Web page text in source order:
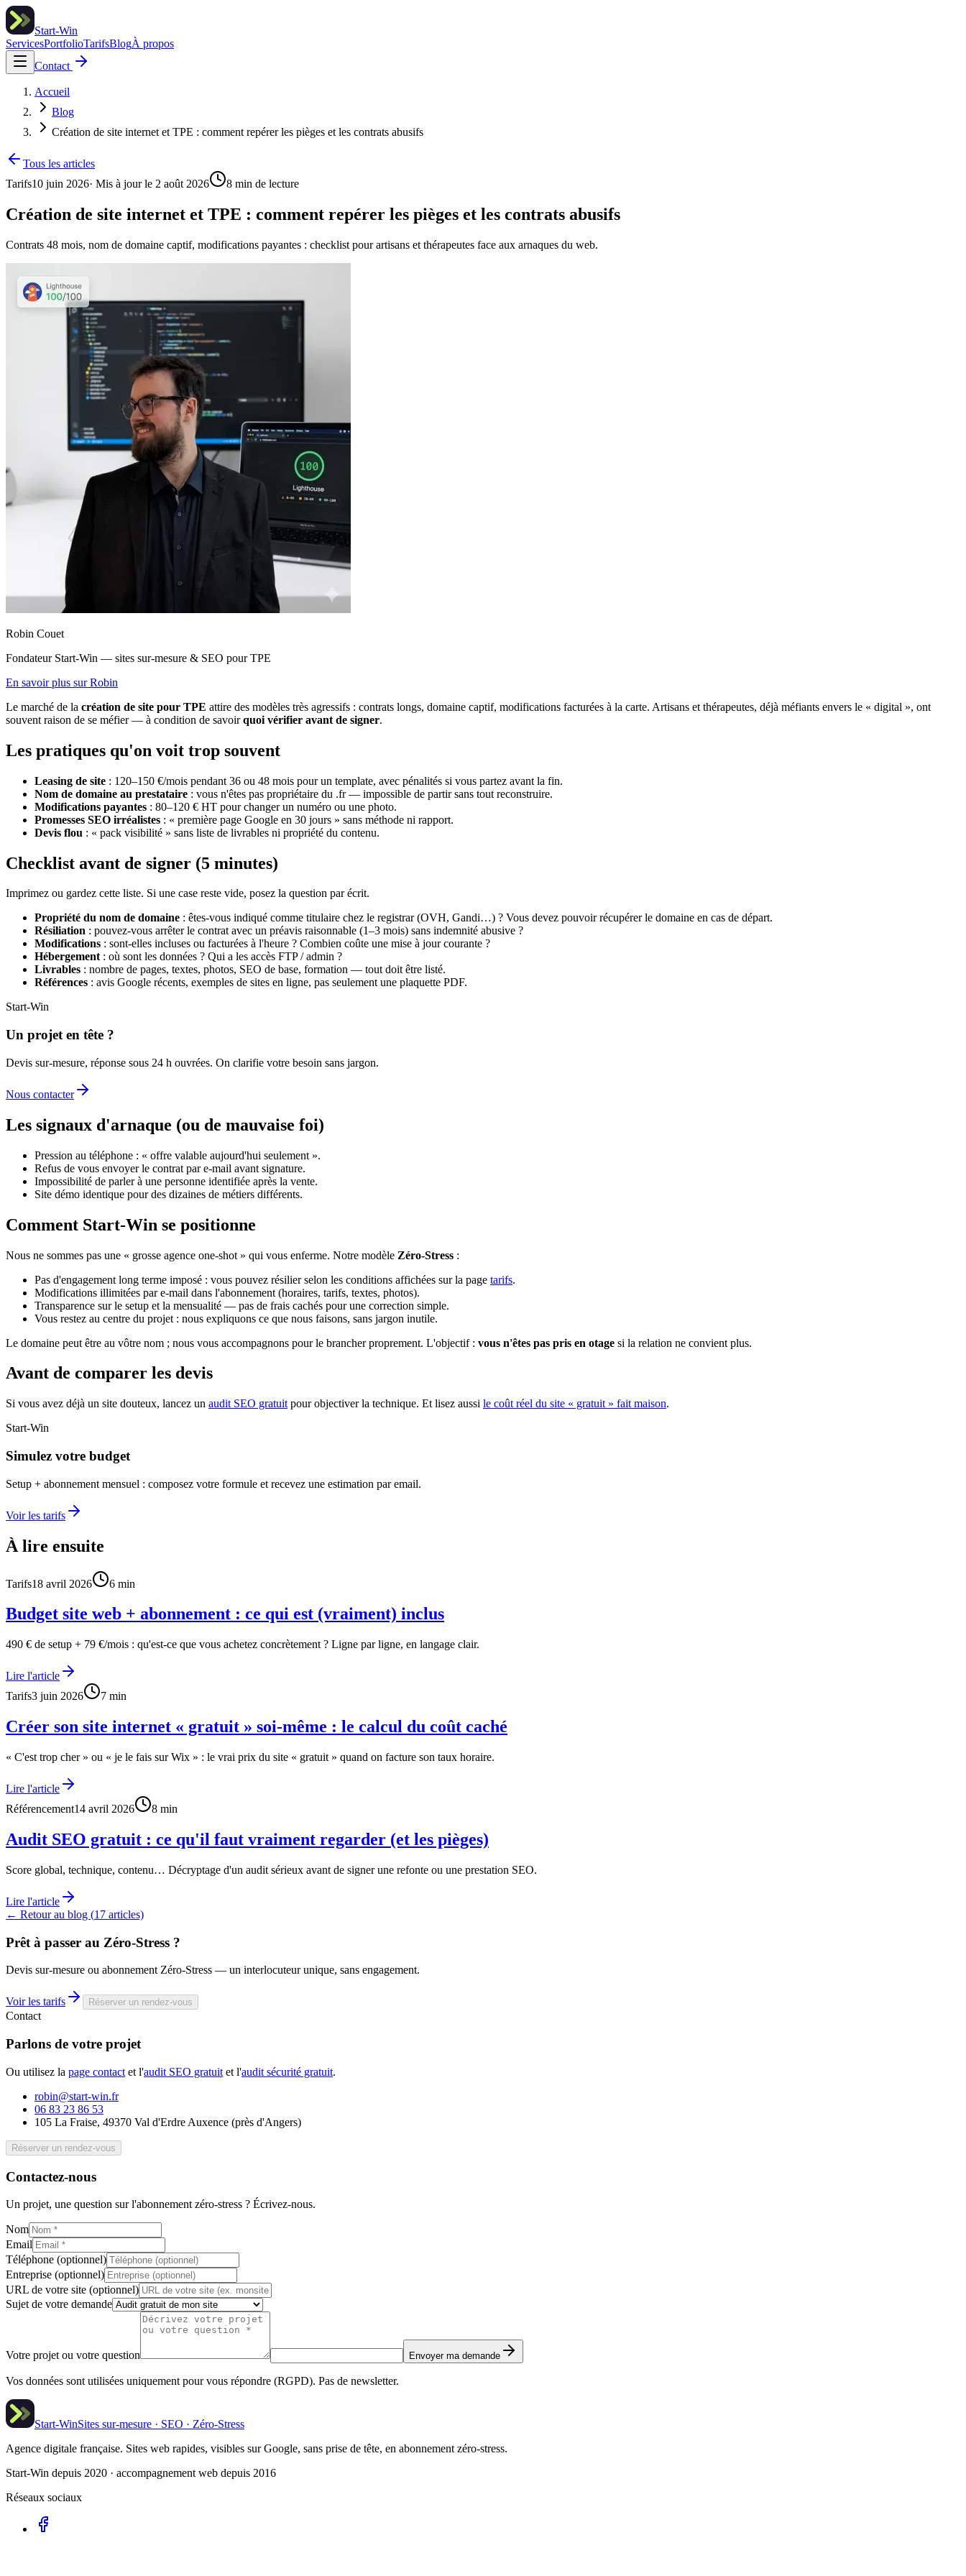
Start-Win
ServicesPortfolioTarifsBlogÀ propos
Contact
Accueil
Blog
Création de site internet et TPE : comment repérer les pièges et les contrats abusifs
Tous les articles
Tarifs10 juin 2026· Mis à jour le 2 août 2026 8 min de lecture
Création de site internet et TPE : comment repérer les pièges et les contrats abusifs
Contrats 48 mois, nom de domaine captif, modifications payantes : checklist pour artisans et thérapeutes face aux arnaques du web.
Robin Couet
Fondateur Start-Win — sites sur-mesure & SEO pour TPE
En savoir plus sur Robin
Le marché de la création de site pour TPE attire des modèles très agressifs : contrats longs, domaine captif, modifications facturées à la carte. Artisans et thérapeutes, déjà méfiants envers le « digital », ont
souvent raison de se méfier — à condition de savoirquoi vérifier avant de signer.
Les pratiques qu'on voit trop souvent
Leasing de site : 120–150 €/mois pendant 36 ou 48 mois pour un template, avec pénalités si vous partez avant la fin.
Nom de domaine au prestataire : vous n'êtes pas propriétaire du .fr — impossible de partir sans tout reconstruire.
Modifications payantes : 80–120 € HT pour changer un numéro ou une photo.
Promesses SEO irréalistes : « première page Google en 30 jours » sans méthode ni rapport.
Devis flou : « pack visibilité » sans liste de livrables ni propriété du contenu.
Checklist avant de signer (5 minutes)
Imprimez ou gardez cette liste. Si une case reste vide, posez la question par écrit.
Propriété du nom de domaine : êtes-vous indiqué comme titulaire chez le registrar (OVH, Gandi…) ? Vous devez pouvoir récupérer le domaine en cas de départ.
Résiliation : pouvez-vous arrêter le contrat avec un préavis raisonnable (1–3 mois) sans indemnité abusive ?
Modifications : sont-elles incluses ou facturées à l'heure ? Combien coûte une mise à jour courante ?
Hébergement: où sont les données ? Qui a les accès FTP / admin ?
Livrables : nombre de pages, textes, photos, SEO de base, formation — tout doit être listé.
Références : avis Google récents, exemples de sites en ligne, pas seulement une plaquette PDF.
Start-Win
Un projet en tête ?
Devis sur-mesure, réponse sous 24 h ouvrées. On clarifie votre besoin sans jargon.
Nous contacter
Les signaux d'arnaque (ou de mauvaise foi)
Pression au téléphone : « offre valable aujourd'hui seulement ».
Refus de vous envoyer le contrat par e-mail avant signature.
Impossibilité de parler à une personne identifiée après la vente.
Site démo identique pour des dizaines de métiers différents.
Comment Start-Win se positionne
Nous ne sommes pas une « grosse agence one-shot » qui vous enferme. Notre modèle Zéro-Stress :
Pas d'engagement long terme imposé : vous pouvez résilier selon les conditions affichées sur la page tarifs.
Modifications illimitées par e-mail dans l'abonnement (horaires, tarifs, textes, photos).
Transparence sur le setup et la mensualité — pas de frais cachés pour une correction simple.
Vous restez au centre du projet : nous expliquons ce que nous faisons, sans jargon inutile.
Le domaine peut être au vôtre nom ; nous vous accompagnons pour le brancher proprement. L'objectif : vous n'êtes pas pris en otage si la relation ne convient plus.
Avant de comparer les devis
Si vous avez déjà un site douteux, lancez un audit SEO gratuit pour objectiver la technique. Et lisez aussi le coût réel du site « gratuit » fait maison.
Start-Win
Simulez votre budget
Setup + abonnement mensuel : composez votre formule et recevez une estimation par email.
Voir les tarifs
À lire ensuite
Tarifs18 avril 2026 6 min
Budget site web + abonnement : ce qui est (vraiment) inclus
490 € de setup + 79 €/mois : qu'est-ce que vous achetez concrètement ? Ligne par ligne, en langage clair.
Lire l'article
Tarifs3 juin 2026 7 min
Créer son site internet « gratuit » soi-même : le calcul du coût caché
« C'est trop cher » ou « je le fais sur Wix » : le vrai prix du site « gratuit » quand on facture son taux horaire.
Lire l'article
Référencement14 avril 2026 8 min
Audit SEO gratuit : ce qu'il faut vraiment regarder (et les pièges)
Score global, technique, contenu… Décryptage d'un audit sérieux avant de signer une refonte ou une prestation SEO.
Lire l'article
← Retour au blog (17 articles)
Prêt à passer au Zéro-Stress ?
Devis sur-mesure ou abonnement Zéro-Stress — un interlocuteur unique, sans engagement.
Voir les tarifs Réserver un rendez-vous
Contact
Parlons de votre projet
Ou utilisez la page contact et l'audit SEO gratuit et l'audit sécurité gratuit.
robin@start-win.fr
06 83 23 86 53
105 La Fraise, 49370 Val d'Erdre Auxence (près d'Angers)
Réserver un rendez-vous
Contactez-nous
Un projet, une question sur l'abonnement zéro-stress ? Écrivez-nous.
Nom
Email
Téléphone (optionnel)
Entreprise (optionnel)
URL de votre site (optionnel)
Sujet de votre demande
Votre projet ou votre question Envoyer ma demande
Vos données sont utilisées uniquement pour vous répondre (RGPD). Pas de newsletter.
Start-WinSites sur-mesure · SEO · Zéro-Stress
Agence digitale française. Sites web rapides, visibles sur Google, sans prise de tête, en abonnement zéro-stress.
Start-Win depuis 2020 · accompagnement web depuis 2016
Réseaux sociaux